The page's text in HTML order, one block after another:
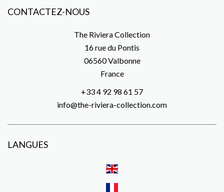
CONTACTEZ-NOUS
The Riviera Collection
16 rue du Pontis
06560Valbonne
France
+33 4 92 98 61 57
info@the-riviera-collection.com
LANGUES